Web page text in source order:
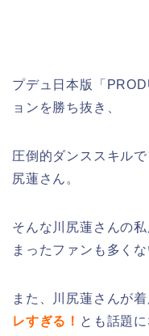
プデュ日本版「
ョンを勝ち抜き、
圧倒的ダンススキル
尻蓮さん。
そんな川尻蓮さんの
まったファンも多くな
また、川尻蓮さんが
レすぎる！ とも話題